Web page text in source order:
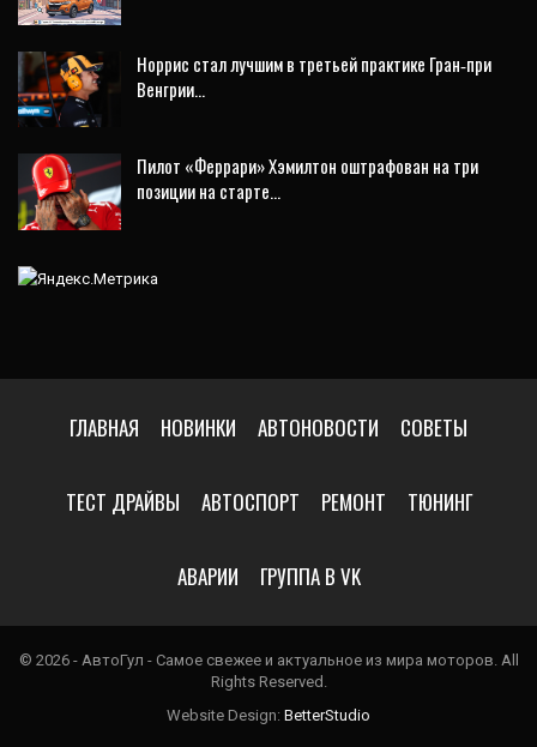
Норрис стал лучшим в третьей практике Гран‑при
Венгрии…
Пилот «Феррари» Хэмилтон оштрафован на три
позиции на старте…
ГЛАВНАЯ НОВИНКИ АВТОНОВОСТИ СОВЕТЫ
ТЕСТ ДРАЙВЫ АВТОСПОРТ РЕМОНТ ТЮНИНГ
АВАРИИ ГРУППА В VK
© 2026 - АвтоГул - Самое свежее и актуальное из мира моторов. All
Rights Reserved.
Website Design: BetterStudio